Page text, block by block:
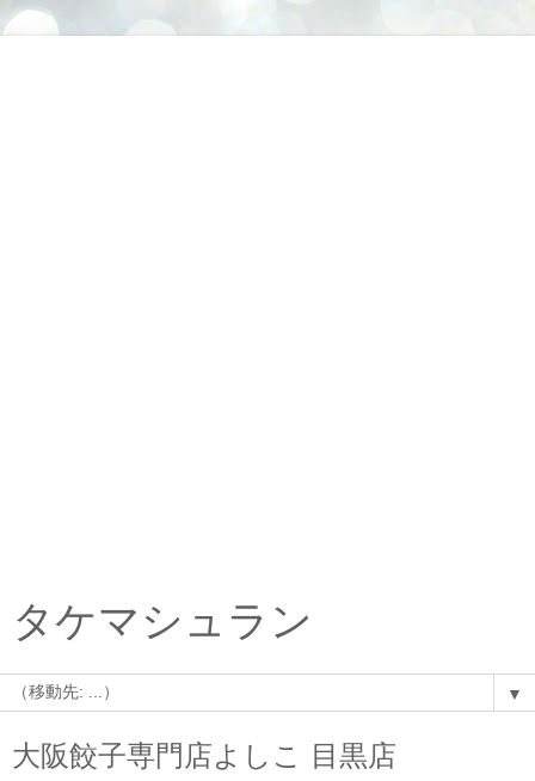
タケマシュラン
▼
大阪餃子専門店よしこ 目黒店